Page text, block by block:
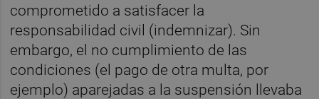
comprometido a satisfacer la
responsabilidad civil (indemnizar). Sin
embargo, el no cumplimiento de las
condiciones (el pago de otra multa, por
ejemplo) aparejadas a la suspensión llevaba